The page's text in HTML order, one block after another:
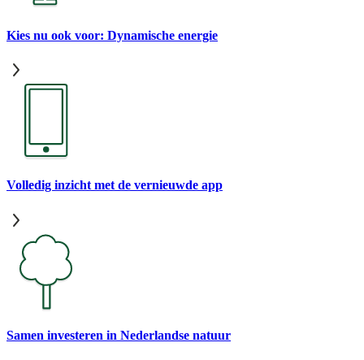
Kies nu ook voor: Dynamische energie
Volledig inzicht met de vernieuwde app
Samen investeren in Nederlandse natuur